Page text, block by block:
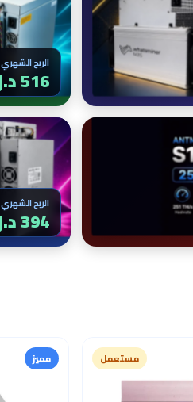
الربح الشهري
516 د.ل
الربح الشهري
394 د.ل
مستعمل مميز